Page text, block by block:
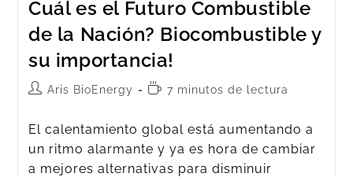
Cuál es el Futuro Combustible
de la Nación? Biocombustible y
su importancia!
Aris BioEnergy 7 minutos de lectura
El calentamiento global está aumentando a
un ritmo alarmante y ya es hora de cambiar
a mejores alternativas para disminuir